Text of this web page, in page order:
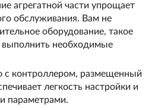
агрегатной части упрощает
обслуживания. Вам не
оборудование, такое
выполнить необходимые
с контроллером, размещенный
легкость настройки и
параметрами.